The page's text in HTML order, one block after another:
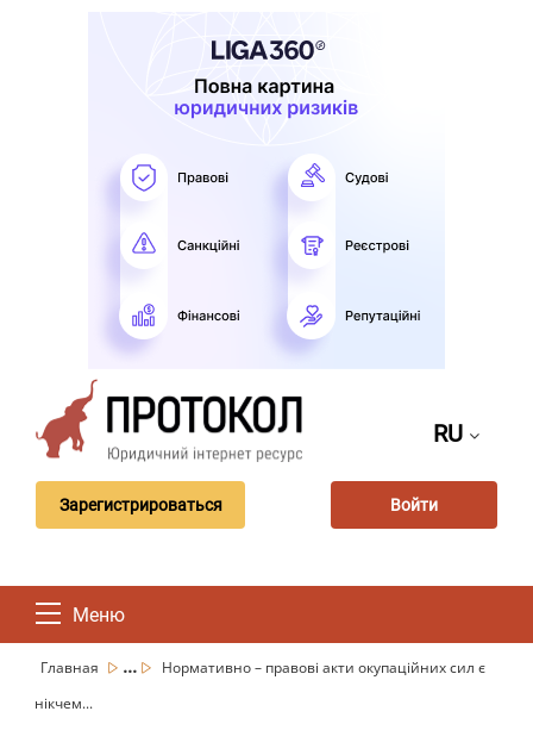
RU
Зарегистрироваться Войти
Меню
Главная ...
Нормативно – правові акти окупаційних сил є
нікчем...